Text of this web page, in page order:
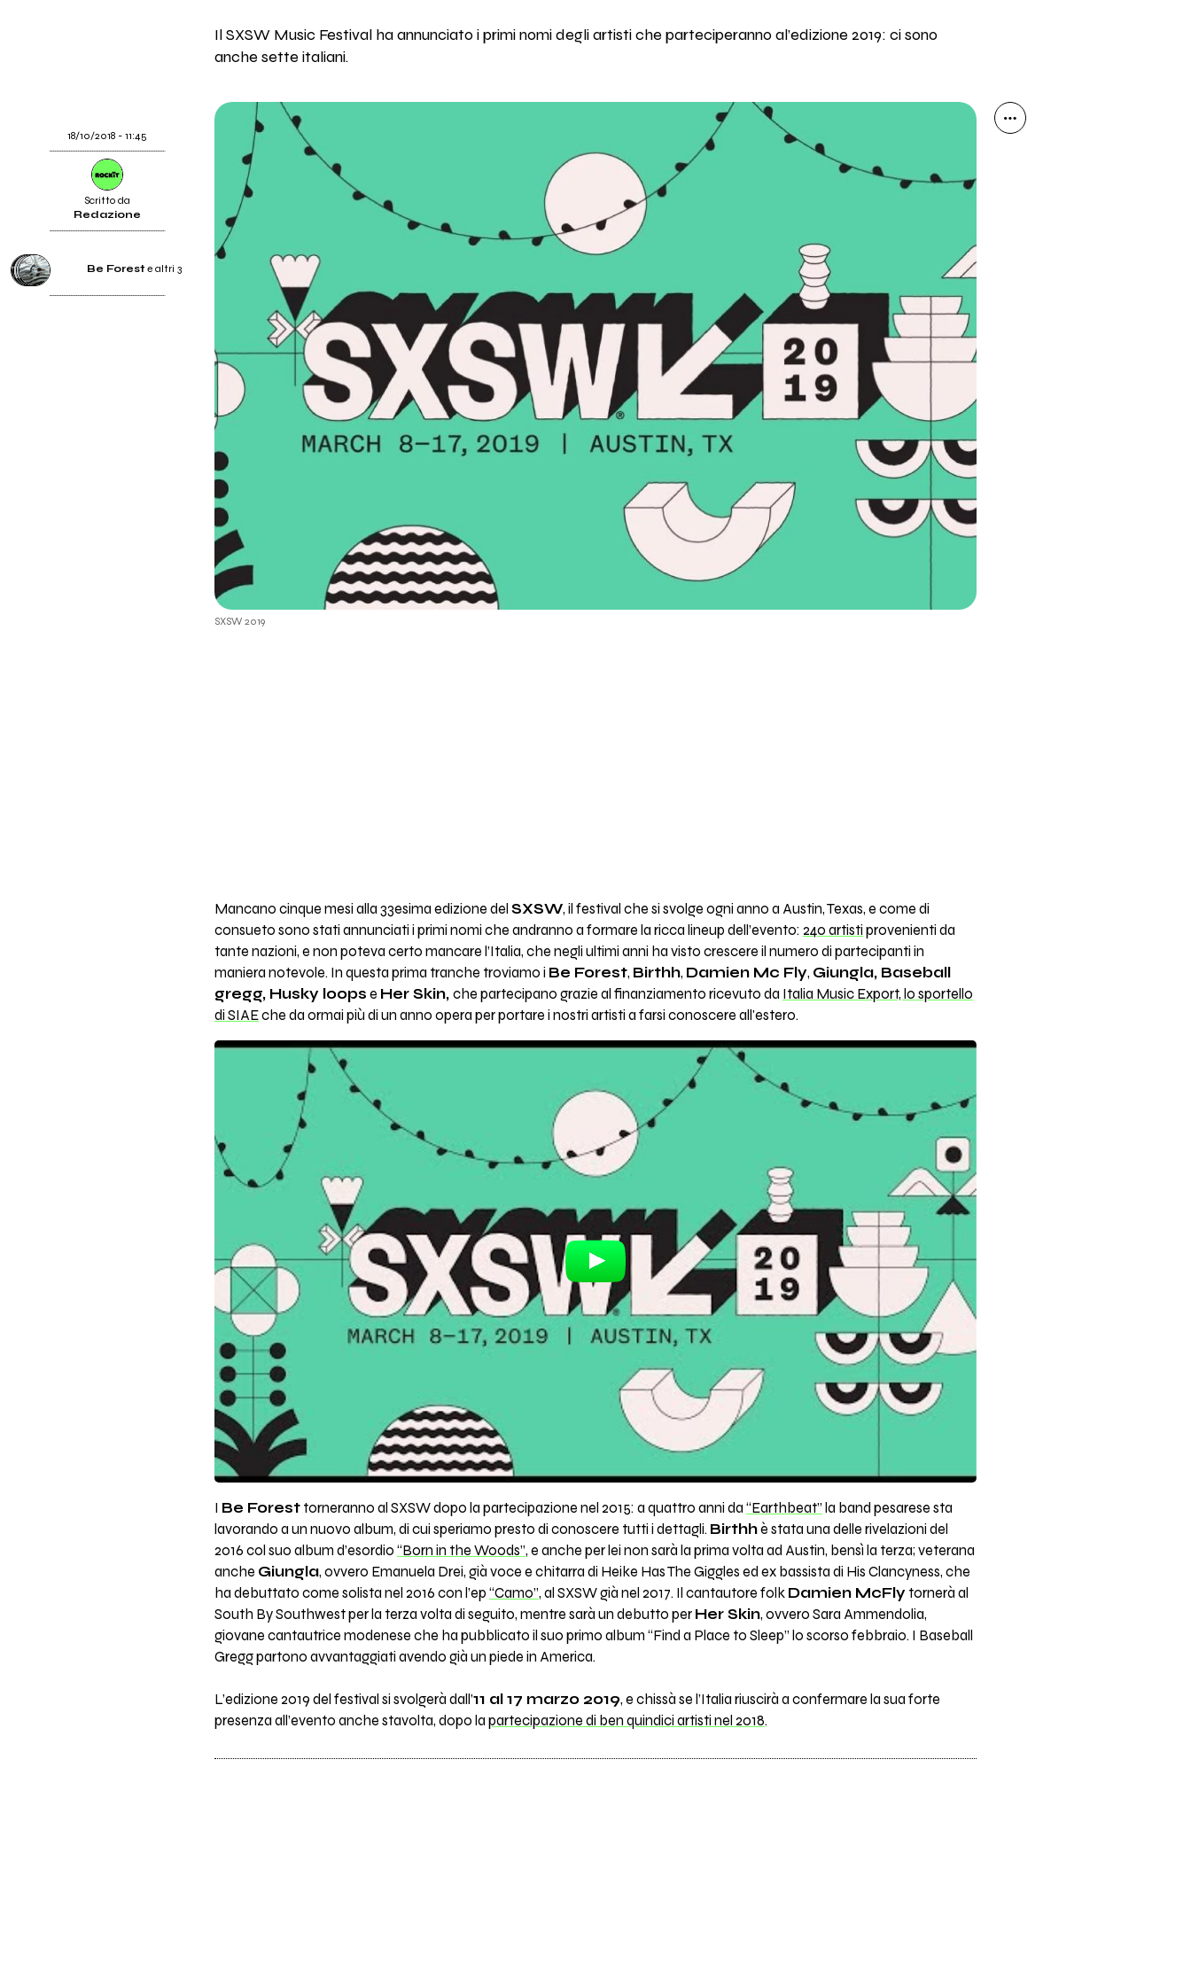
Il SXSW Music Festival ha annunciato i primi nomi degli artisti che parteciperanno al’edizione 2019: ci sono
anche sette italiani.
SXSW 2019
18/10/2018 - 11:45
Scritto da
Redazione
Be Foreste altri 3
Mancano cinque mesi alla 33esima edizione del SXSW, il festival che si svolge ogni anno a Austin, Texas, e come di
consueto sono stati annunciati i primi nomi che andranno a formare la ricca lineup dell’evento: 240 artisti provenienti da
tante nazioni, e non poteva certo mancare l’Italia, che negli ultimi anni ha visto crescere il numero di partecipanti in
maniera notevole. In questa prima tranche troviamo i Be Forest, Birthh, Damien Mc Fly, Giungla, Baseball
gregg, Husky loops e Her Skin, che partecipano grazie al finanziamento ricevuto da Italia Music Export, lo sportello
di SIAEche da ormai più di un anno opera per portare i nostri artisti a farsi conoscere all'estero.
I Be Foresttorneranno al SXSW dopo la partecipazione nel 2015: a quattro anni da “Earthbeat” la band pesarese sta
lavorando a un nuovo album, di cui speriamo presto di conoscere tutti i dettagli. Birthhè stata una delle rivelazioni del
2016 col suo album d’esordio “Born in the Woods”, e anche per lei non sarà la prima volta ad Austin, bensì la terza; veterana
anche Giungla, ovvero Emanuela Drei, già voce e chitarra di Heike Has The Giggles ed ex bassista di His Clancyness, che
ha debuttato come solista nel 2016 con l’ep “Camo”, al SXSW già nel 2017. Il cantautore folk Damien McFly tornerà al
South By Southwest per la terza volta di seguito, mentre sarà un debutto per Her Skin, ovvero Sara Ammendolia,
giovane cantautrice modenese che ha pubblicato il suo primo album “Find a Place to Sleep” lo scorso febbraio. I Baseball
Gregg partono avvantaggiati avendo già un piede in America.
L’edizione 2019 del festival si svolgerà dall’11 al 17 marzo 2019, e chissà se l’Italia riuscirà a confermare la sua forte
presenza all’evento anche stavolta, dopo la partecipazione di ben quindici artisti nel 2018.